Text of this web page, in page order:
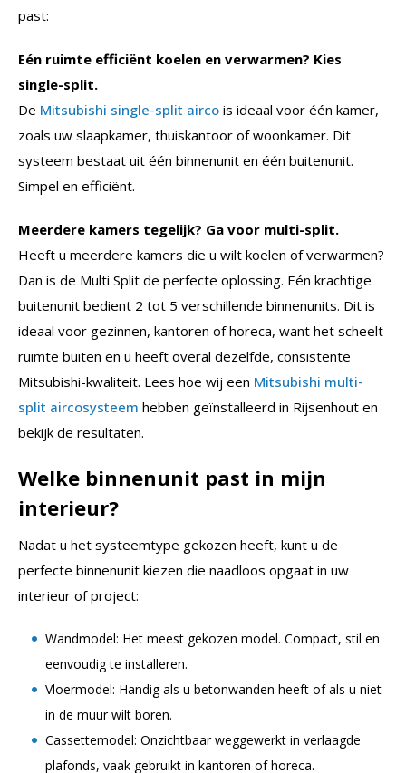
past:
Eén ruimte efficiënt koelen en verwarmen? Kies
single-split.
De Mitsubishi single-split airco is ideaal voor één kamer,
zoals uw slaapkamer, thuiskantoor of woonkamer. Dit
systeem bestaat uit één binnenunit en één buitenunit.
Simpel en efficiënt.
Meerdere kamers tegelijk? Ga voor multi-split.
Heeft u meerdere kamers die u wilt koelen of verwarmen?
Dan is de Multi Split de perfecte oplossing. Eén krachtige
buitenunit bedient 2 tot 5 verschillende binnenunits. Dit is
ideaal voor gezinnen, kantoren of horeca, want het scheelt
ruimte buiten en u heeft overal dezelfde, consistente
Mitsubishi-kwaliteit. Lees hoe wij een Mitsubishi multi-
split aircosysteem hebben geïnstalleerd in Rijsenhout en
bekijk de resultaten.
Welke binnenunit past in mijn
interieur?
Nadat u het systeemtype gekozen heeft, kunt u de
perfecte binnenunit kiezen die naadloos opgaat in uw
interieur of project:
Wandmodel: Het meest gekozen model. Compact, stil en
eenvoudig te installeren.
Vloermodel: Handig als u betonwanden heeft of als u niet
in de muur wilt boren.
Cassettemodel: Onzichtbaar weggewerkt in verlaagde
plafonds, vaak gebruikt in kantoren of horeca.